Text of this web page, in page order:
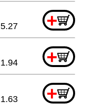
+
5.27
+
1.94
+
1.63